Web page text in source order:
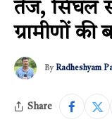
तेज, सिंघल
ग्रामीणों की
By Radheshyam
Share